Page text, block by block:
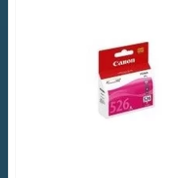
(5 avis)